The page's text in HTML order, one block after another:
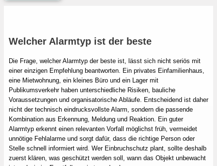
Welcher Alarmtyp ist der beste
Die Frage, welcher Alarmtyp der beste ist, lässt sich nicht seriös mit
einer einzigen Empfehlung beantworten. Ein privates Einfamilienhaus,
eine Mietwohnung, ein kleines Büro und ein Lager mit
Publikumsverkehr haben unterschiedliche Risiken, bauliche
Voraussetzungen und organisatorische Abläufe. Entscheidend ist daher
nicht der technisch eindrucksvollste Alarm, sondern die passende
Kombination aus Erkennung, Meldung und Reaktion. Ein guter
Alarmtyp erkennt einen relevanten Vorfall möglichst früh, vermeidet
unnötige Fehlalarme und sorgt dafür, dass die richtige Person oder
Stelle schnell informiert wird. Wer Einbruchschutz plant, sollte deshalb
zuerst klären, was geschützt werden soll, wann das Objekt unbewacht